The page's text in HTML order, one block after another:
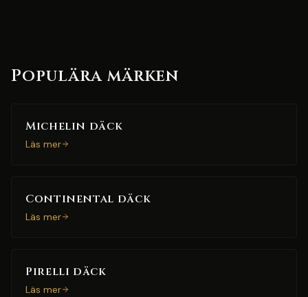
Populära märken
Michelin däck
Läs mer
Continental däck
Läs mer
Pirelli däck
Läs mer